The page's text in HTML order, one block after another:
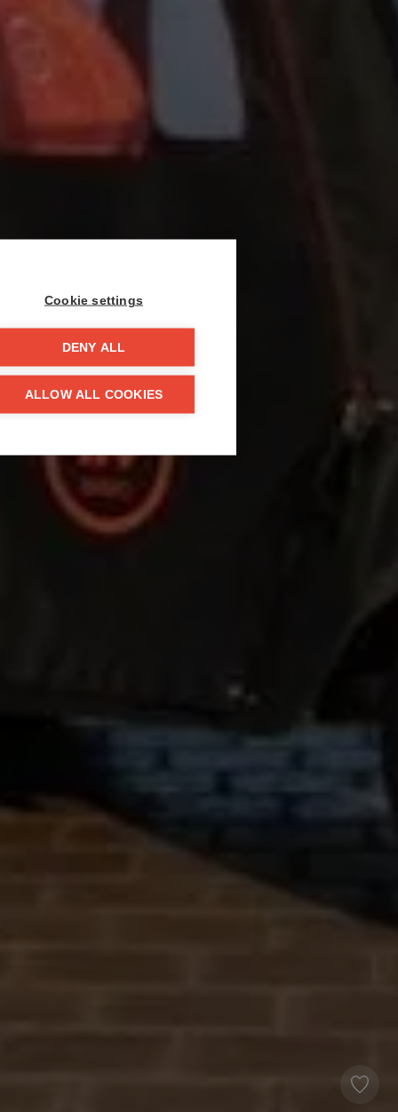
Cookie settings
DENY ALL
ALLOW ALL COOKIES